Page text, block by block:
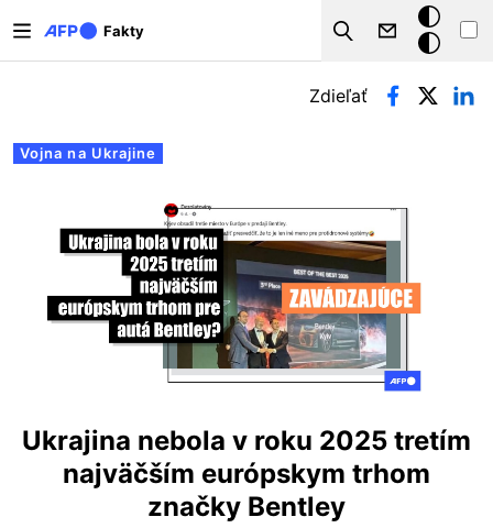
Fakty
Search
Tmavý
režim
Primárne karty
Vojna na Ukrajine
Zdieľať
Ukrajina nebola v roku 2025 tretím
najväčším európskym trhom
značky Bentley